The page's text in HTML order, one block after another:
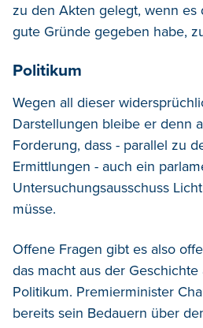
zu den Akten gelegt, wenn es
gute Gründe gegeben habe,
Politikum
Wegen all dieser
Darstellungen bleibe er denn
Forderung, dass - parallel zu
Ermittlungen - auch ein
Untersuchungsausschuss
müsse.
Offene Fragen gibt es also
das macht aus der
Politikum. Premierminister
bereits sein Bedauern über